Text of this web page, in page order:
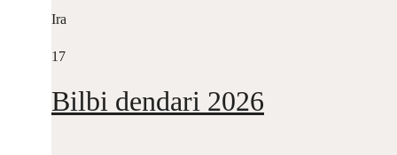
Ira
17
Bilbi dendari 2026